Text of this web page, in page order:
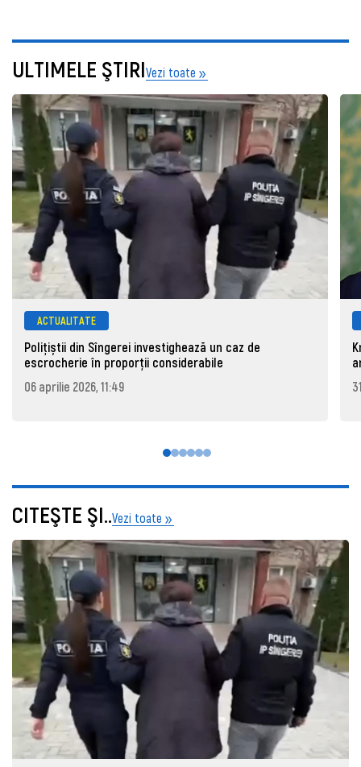
ULTIMELE ŞTIRIVezi toate
ACTUALITATE
Polițiștii din Sîngerei investighează un caz de
escrocherie în proporții considerabile
06 aprilie 2026, 11:49
CITEŞTE ŞI..Vezi toate